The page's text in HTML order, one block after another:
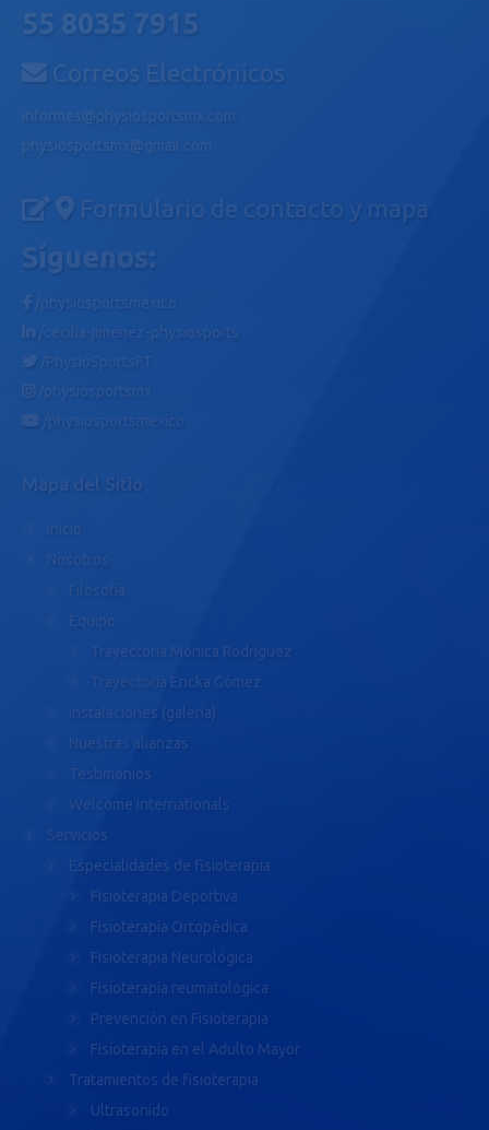
55 8035 7915
Correos Electrónicos
informes@physiosportsmx.com
physiosportsmx@gmail.com
Formulario de contacto y mapa
Síguenos:
/physiosportsmexico
/cecilia-jimenez-physiosports
/PhysioSportsFT
/physiosportsmx
/physiosportsmexico
Mapa del Sitio
Filosofía
Equipo
Trayectoria Mónica Rodríguez
Trayectoria Ericka Gómez
Instalaciones (galería)
Nuestras alianzas
Testimonios
Welcome internationals
Servicios
Especialidades de fisioterapia
Fisioterapia Deportiva
Fisioterapia Ortopédica
Fisioterapia Neurológica
Fisioterapia reumatológica
Prevención en Fisioterapia
Fisioterapia en el Adulto Mayor
Tratamientos de fisioterapia
Ultrasonido